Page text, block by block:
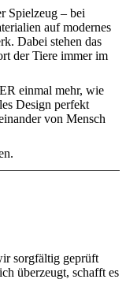
Spielzeug – bei
auf modernes
Dabei stehen das
der Tiere immer im
einmal mehr, wie
Design perfekt
von Mensch
sorgfältig geprüft
überzeugt, schafft es